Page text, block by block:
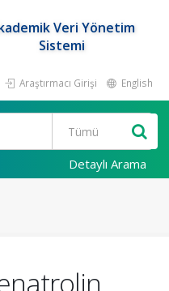
Veri Yönetim
Sistemi
Araştırmacı Girişi English
Detaylı Arama